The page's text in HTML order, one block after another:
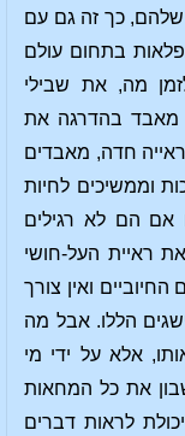
שלהם, כך זה גם עם
בתחום עולם
מה, את שבילי
מאבד בהדרגה את
חדה, מאבדים
וממשיכים לחיות
אם הם לא רגילים
ראיית העל-חושי
ואין צורך
הללו. אבל מה
אלא על ידי מי
את כל המחאות
לראות דברים